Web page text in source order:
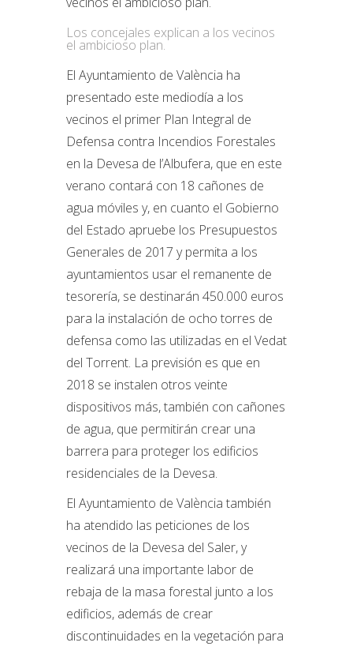
Los concejales explican a los vecinos
el ambicioso plan.
El Ayuntamiento de València ha
presentado este mediodía a los
vecinos el primer Plan Integral de
Defensa contra Incendios Forestales
en la Devesa de l’Albufera, que en este
verano contará con 18 cañones de
agua móviles y, en cuanto el Gobierno
del Estado apruebe los Presupuestos
Generales de 2017 y permita a los
ayuntamientos usar el remanente de
tesorería, se destinarán 450.000 euros
para la instalación de ocho torres de
defensa como las utilizadas en el Vedat
del Torrent. La previsión es que en
2018 se instalen otros veinte
dispositivos más, también con cañones
de agua, que permitirán crear una
barrera para proteger los edificios
residenciales de la Devesa.
El Ayuntamiento de València también
ha atendido las peticiones de los
vecinos de la Devesa del Saler, y
realizará una importante labor de
rebaja de la masa forestal junto a los
edificios, además de crear
discontinuidades en la vegetación para